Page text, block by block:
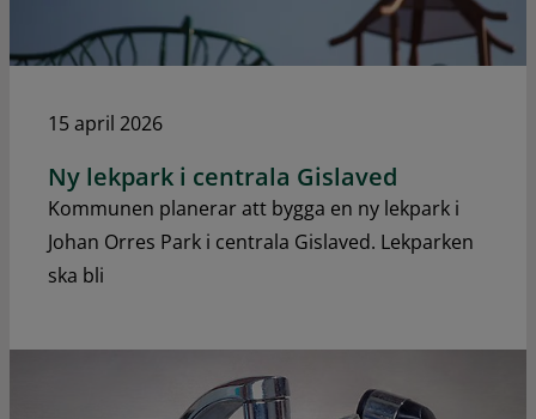
15 april 2026
Ny lekpark i centrala Gislaved
Kommunen planerar att bygga en ny lekpark i
Johan Orres Park i centrala Gislaved. Lekparken
ska bli